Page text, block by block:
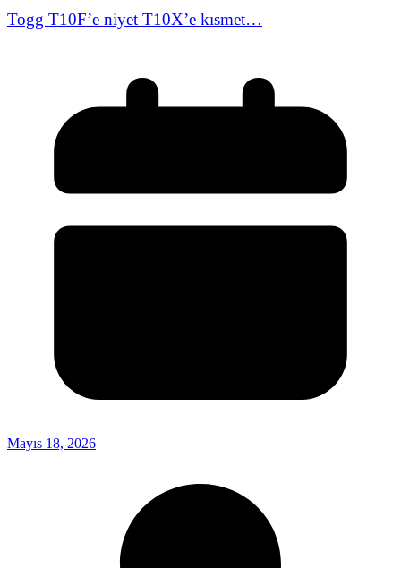
Togg T10F’e niyet T10X’e kısmet…
Mayıs 18, 2026